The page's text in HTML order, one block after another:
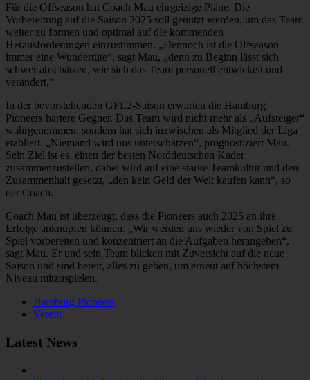
Für die Offseason hat Coach Mau ehrgeizige Pläne. Die
Vorbereitung auf die Saison 2025 soll genutzt werden, um das Team
weiter zu formen und optimal auf die kommenden
Herausforderungen einzustimmen. „Dennoch ist die Offseason
immer eine Wundertüte“, sagt Mau, „denn zu Beginn lässt sich
schwer abschätzen, wie sich das Team personell entwickelt und
verändert.“
In der bevorstehenden GFL2-Saison erwarten die Hamburg
Pioneers härtere Gegner. Das Team wird nicht mehr als „Aufsteiger“
wahrgenommen, sondern hat sich inzwischen als Mitglied der Liga
etabliert. „Niemand wird uns unterschätzen“, prognostiziert Mau.
Sein Ziel ist es, einen der besten Norddeutschen Kader
zusammenzustellen, dabei wird auf eine starke Teamkultur und den
Zusammenhalt gesetzt, „den kein Geld der Welt kaufen kann“, so
der Coach.
Coach Mau ist überzeugt, dass die Pioneers auch 2025 an ihre
Erfolge anknüpfen können. „Wir werden uns wieder von Spiel zu
Spiel vorbereiten und konzentriert an die Aufgaben herangehen“,
sagt Mau. Er und sein Team blicken mit Zuversicht auf die neue
Saison und sind bereit, alles zu geben, um erneut auf höchstem
Niveau mitzuspielen.
Hamburg Pioneers
Verein
Latest News